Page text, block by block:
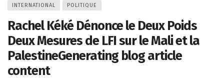
INTERNATIONAL POLITIQUE
Rachel Kéké Dénonce le Deux Poids
Deux Mesures de LFI sur le Mali et la
PalestineGenerating blog article
content